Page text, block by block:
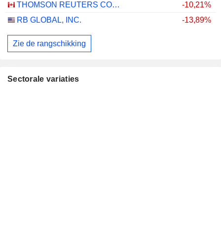
THOMSON REUTERS CORPORATION
-10,21%
RB GLOBAL, INC.
-13,89%
Zie de rangschikking
Sectorale variaties